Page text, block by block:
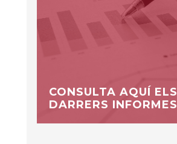
CONSULTA AQUÍ ELS
DARRERS INFORMES